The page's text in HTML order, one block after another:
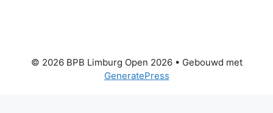
© 2026 BPB Limburg Open 2026• Gebouwd met
GeneratePress